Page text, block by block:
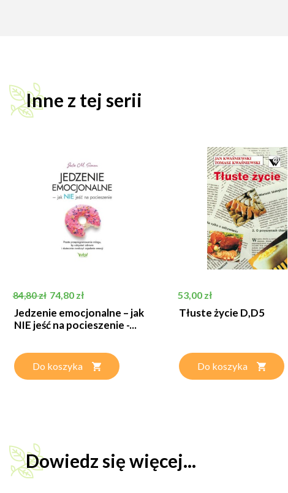
Inne z tej serii
Cena podstawowa
84,80 zł Cena
74,80 zł
Jedzenie emocjonalne – jak
NIE jeść na pocieszenie -...
Do koszyka
Cena
53,00 zł
Tłuste życie D,D5
Do koszyka
Dowiedz się więcej...